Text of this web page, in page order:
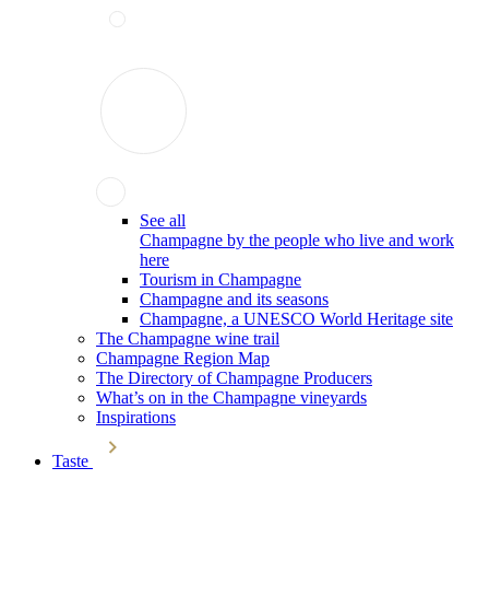
See all
Champagne by the people who live and work
here
Tourism in Champagne
Champagne and its seasons
Champagne, a UNESCO World Heritage site
The Champagne wine trail
Champagne Region Map
The Directory of Champagne Producers
What’s on in the Champagne vineyards
Inspirations
Taste